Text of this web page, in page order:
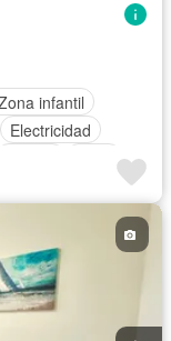
infantil
Electricidad